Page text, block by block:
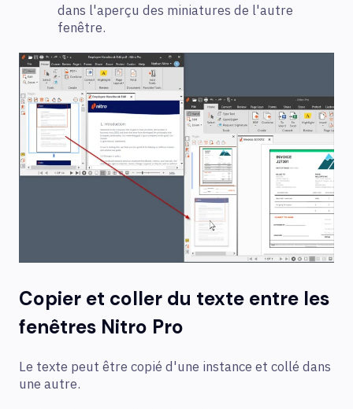
dans l'aperçu des miniatures de l'autre
fenêtre.
Copier et coller du texte entre les
fenêtres Nitro Pro
Le texte peut être copié d'une instance et collé dans
une autre.